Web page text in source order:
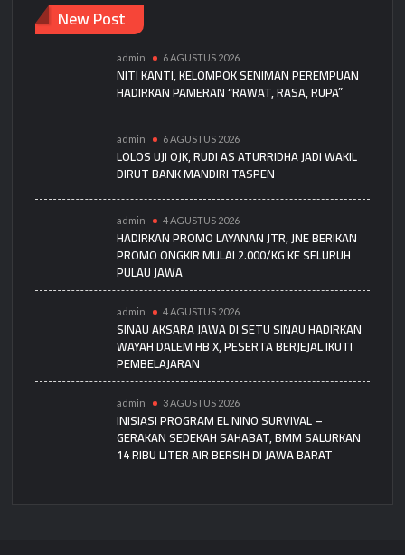
New Post
admin 6 AGUSTUS 2026
NITI KANTI, KELOMPOK SENIMAN PEREMPUAN
HADIRKAN PAMERAN “RAWAT, RASA, RUPA”
admin 6 AGUSTUS 2026
LOLOS UJI OJK, RUDI AS ATURRIDHA JADI WAKIL
DIRUT BANK MANDIRI TASPEN
admin 4 AGUSTUS 2026
HADIRKAN PROMO LAYANAN JTR, JNE BERIKAN
PROMO ONGKIR MULAI 2.000/KG KE SELURUH
PULAU JAWA
admin 4 AGUSTUS 2026
SINAU AKSARA JAWA DI SETU SINAU HADIRKAN
WAYAH DALEM HB X, PESERTA BERJEJAL IKUTI
PEMBELAJARAN
admin 3 AGUSTUS 2026
INISIASI PROGRAM EL NINO SURVIVAL –
GERAKAN SEDEKAH SAHABAT, BMM SALURKAN
14 RIBU LITER AIR BERSIH DI JAWA BARAT